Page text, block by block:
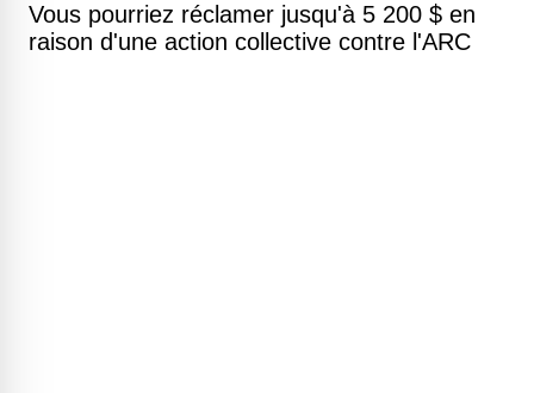
Vous pourriez réclamer jusqu'à 5 200 $ en
raison d'une action collective contre l'ARC